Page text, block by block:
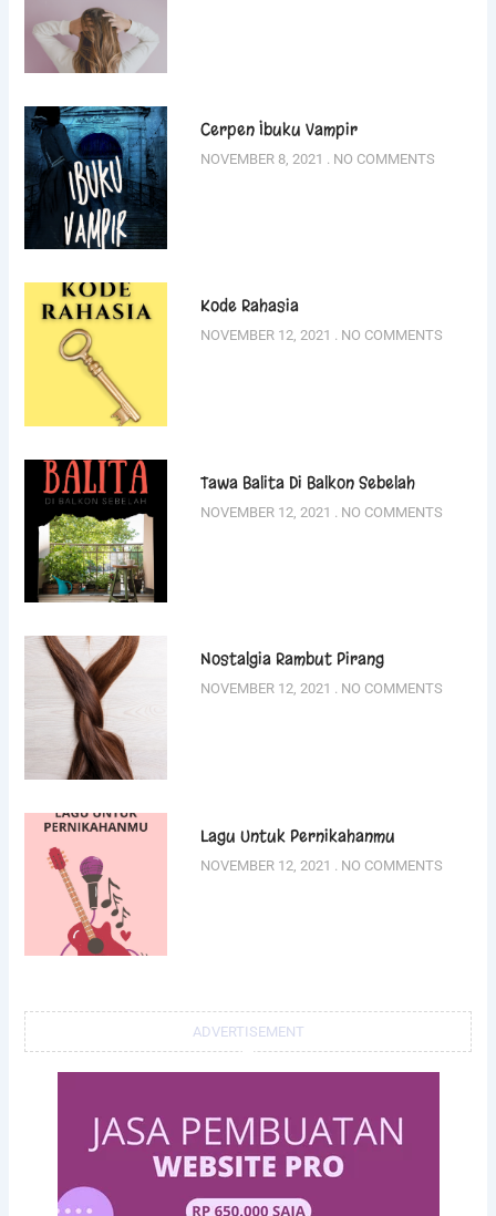
Cerpen Ibuku Vampir
NOVEMBER 8, 2021 NO COMMENTS
Kode Rahasia
NOVEMBER 12, 2021 NO COMMENTS
Tawa Balita Di Balkon Sebelah
NOVEMBER 12, 2021 NO COMMENTS
Nostalgia Rambut Pirang
NOVEMBER 12, 2021 NO COMMENTS
Lagu Untuk Pernikahanmu
NOVEMBER 12, 2021 NO COMMENTS
ADVERTISEMENT